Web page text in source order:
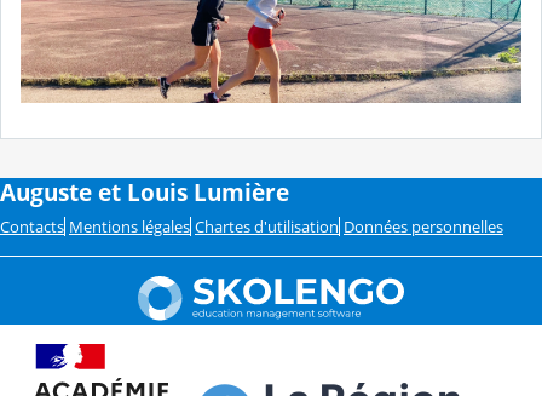
Auguste et Louis Lumière
Contacts Mentions légales Chartes d'utilisation Données personnelles